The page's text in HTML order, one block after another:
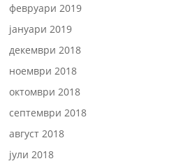
февруари 2019
јануари 2019
декември 2018
ноември 2018
октомври 2018
септември 2018
август 2018
јули 2018